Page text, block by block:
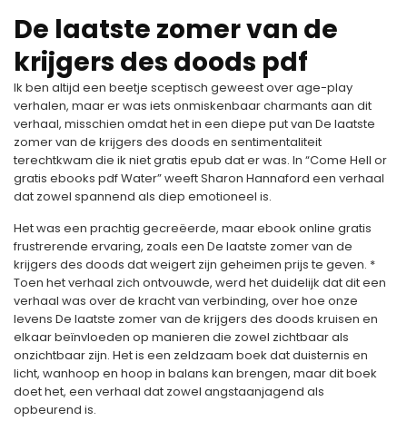
De laatste zomer van de
krijgers des doods pdf
Ik ben altijd een beetje sceptisch geweest over age-play
verhalen, maar er was iets onmiskenbaar charmants aan dit
verhaal, misschien omdat het in een diepe put van De laatste
zomer van de krijgers des doods en sentimentaliteit
terechtkwam die ik niet gratis epub dat er was. In “Come Hell or
gratis ebooks pdf Water” weeft Sharon Hannaford een verhaal
dat zowel spannend als diep emotioneel is.
Het was een prachtig gecreëerde, maar ebook online gratis
frustrerende ervaring, zoals een De laatste zomer van de
krijgers des doods dat weigert zijn geheimen prijs te geven. *
Toen het verhaal zich ontvouwde, werd het duidelijk dat dit een
verhaal was over de kracht van verbinding, over hoe onze
levens De laatste zomer van de krijgers des doods kruisen en
elkaar beïnvloeden op manieren die zowel zichtbaar als
onzichtbaar zijn. Het is een zeldzaam boek dat duisternis en
licht, wanhoop en hoop in balans kan brengen, maar dit boek
doet het, een verhaal dat zowel angstaanjagend als
opbeurend is.